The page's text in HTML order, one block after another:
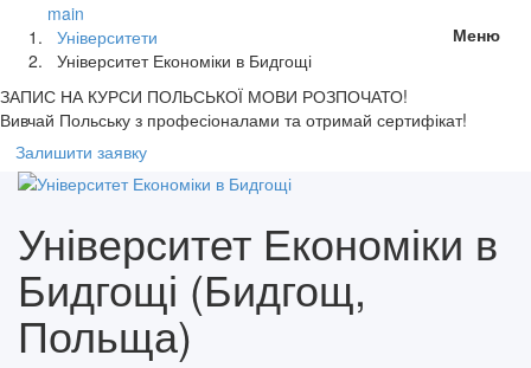
Меню
main
Університети
Університет Економіки в Бидгощі
ЗАПИС НА КУРСИ ПОЛЬСЬКОЇ МОВИ РОЗПОЧАТО!
Вивчай Польську з професіоналами та отримай сертифікат!
Залишити заявку
Університет Економіки в
Бидгощі (Бидгощ,
Польща)